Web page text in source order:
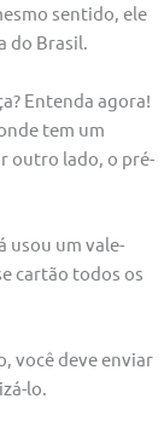
sentido, ele
do Brasil.
Entenda agora!
tem um
outro lado, o pré-
usou um vale-
cartão todos os
você deve enviar
lo.